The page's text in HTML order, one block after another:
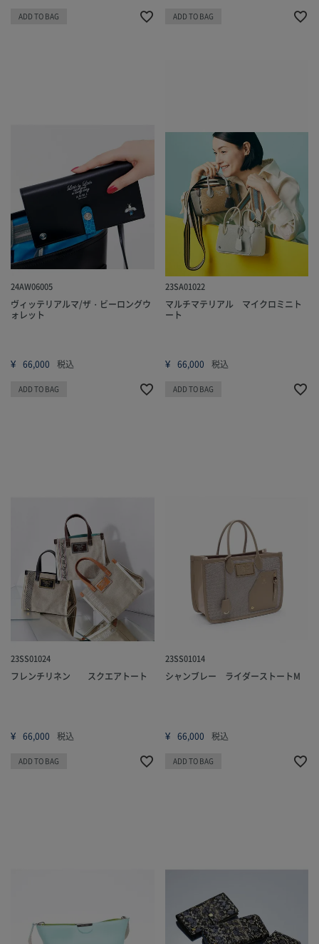
ADD TO BAG ADD TO BAG
24AW06005
ヴィッテリアルマ/ザ・ビーロングウ
ォレット
¥ 66,000 税込
ADD TO BAG
23SA01022
マルチマテリアル マイクロミニト
ート
¥ 66,000 税込
ADD TO BAG
23SS01024
フレンチリネン スクエアトート
¥ 66,000 税込
ADD TO BAG
23SS01014
シャンブレー ライダーストートM
¥ 66,000 税込
ADD TO BAG